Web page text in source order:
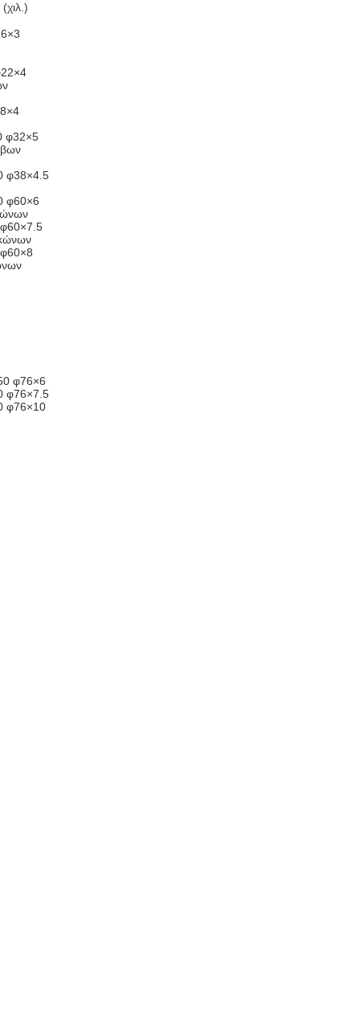
φ32×5
φ38×4.5
φ60×6
φ60×7.5
φ76×6
φ76×7.5
φ76×10